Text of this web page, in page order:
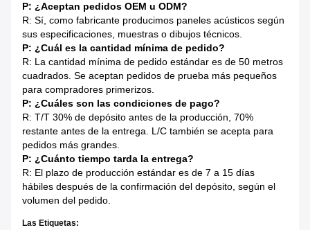
P: ¿Aceptan pedidos OEM u ODM?
R: Sí, como fabricante producimos paneles acústicos según
sus especificaciones, muestras o dibujos técnicos.
P: ¿Cuál es la cantidad mínima de pedido?
R: La cantidad mínima de pedido estándar es de 50 metros
cuadrados. Se aceptan pedidos de prueba más pequeños
para compradores primerizos.
P: ¿Cuáles son las condiciones de pago?
R: T/T 30% de depósito antes de la producción, 70%
restante antes de la entrega. L/C también se acepta para
pedidos más grandes.
P: ¿Cuánto tiempo tarda la entrega?
R: El plazo de producción estándar es de 7 a 15 días
hábiles después de la confirmación del depósito, según el
volumen del pedido.
Las Etiquetas: